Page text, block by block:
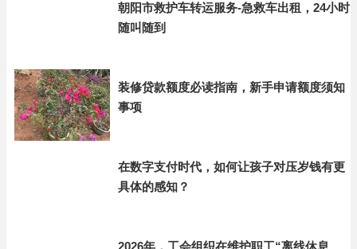
朝阳市救护车转运服务-急救车出租，24小时
随叫随到
装修贷款额度必读指南，新手申请额度须知
事项
在数字支付时代，如何让孩子对压岁钱有更
具体的感知？
2026年，工会组织在维护职工“离线休息